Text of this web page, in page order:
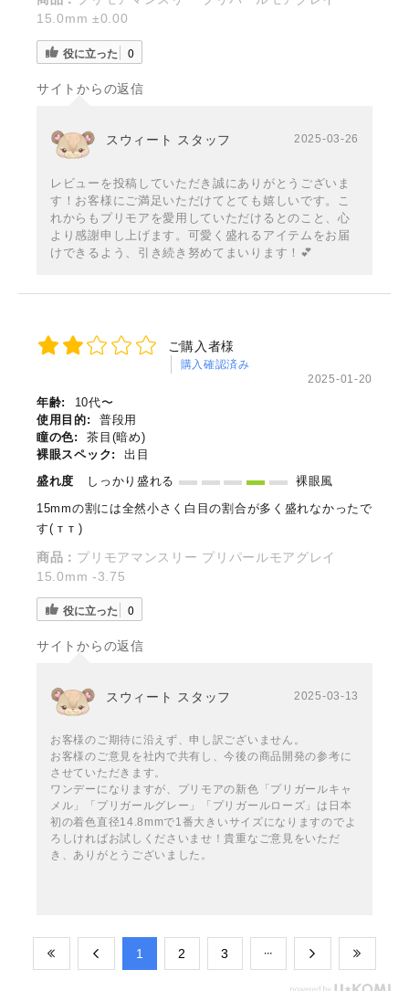
15.0mm ±0.00
役に立った 0
サイトからの返信
スウィート スタッフ 2025-03-26
レビューを投稿していただき誠にありがとうございま
す！お客様にご満足いただけてとても嬉しいです。こ
れからもプリモアを愛用していただけるとのこと、心
より感謝申し上げます。可愛く盛れるアイテムをお届
けできるよう、引き続き努めてまいります！💕
ご購入者様
購入確認済み
2025-01-20
年齢:
10代〜
使用目的:
普段用
瞳の色:
茶目(暗め)
裸眼スペック:
出目
盛れ度
しっかり盛れる
裸眼風
15mmの割には全然小さく白目の割合が多く盛れなかったで
す( т т )
商品： プリモアマンスリー プリパールモアグレイ
15.0mm -3.75
役に立った 0
サイトからの返信
スウィート スタッフ 2025-03-13
お客様のご期待に沿えず、申し訳ございません。
お客様のご意見を社内で共有し、今後の商品開発の参考に
させていただきます。
ワンデーになりますが、プリモアの新色「プリガールキャ
メル」「プリガールグレー」「プリガールローズ」は日本
初の着色直径14.8mmで1番大きいサイズになりますのでよ
ろしければお試しくださいませ！貴重なご意見をいただ
き、ありがとうございました。
​1 ​2 ​3